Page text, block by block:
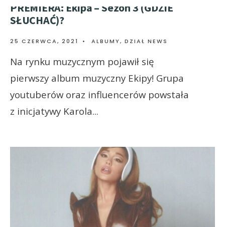
PREMIERA: Ekipa – Sezon 3 (GDZIE
SŁUCHAĆ)?
25 CZERWCA, 2021 • ALBUMY, DZIAŁ NEWS
Na rynku muzycznym pojawił się
pierwszy album muzyczny Ekipy! Grupa
youtuberów oraz influencerów powstała
z inicjatywy Karola...